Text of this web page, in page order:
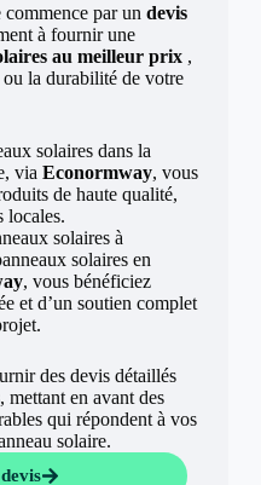
par un devis
à fournir une
au meilleur prix ,
la durabilité de votre
solaires dans la
via Econormway, vous
de haute qualité,
locales.
solaires à
solaires en
, vous bénéficiez
et d’un soutien complet
des devis détaillés
, mettant en avant des
qui répondent à vos
solaire.